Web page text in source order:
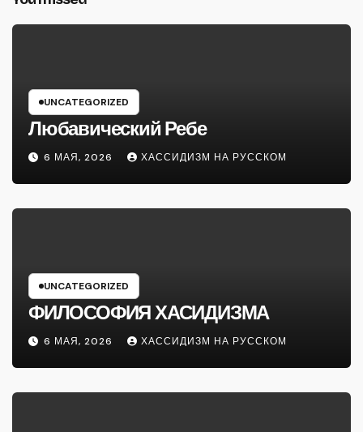
UNCATEGORIZED
Любавический Ребе
6 МАЯ, 2026 ХАССИДИЗМ НА РУССКОМ
UNCATEGORIZED
ФИЛОСОФИЯ ХАСИДИЗМА
6 МАЯ, 2026 ХАССИДИЗМ НА РУССКОМ